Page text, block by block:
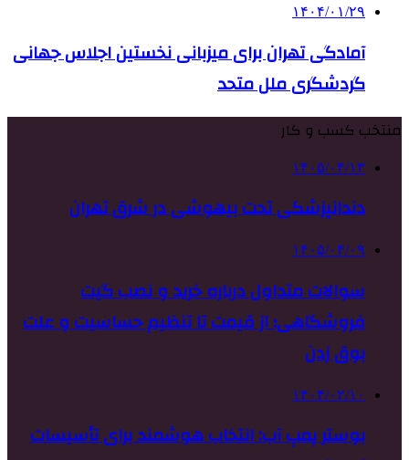
۱۴۰۴/۰۱/۲۹
آمادگی تهران برای میزبانی نخستین اجلاس جهانی
گردشگری ملل متحد
منتخب کسب و کار
۱۴۰۵/۰۴/۱۳
دندانپزشکی تحت بیهوشی در شرق تهران
۱۴۰۵/۰۴/۰۹
سوالات متداول درباره خرید و نصب گیت
فروشگاهی؛ از قیمت تا تنظیم حساسیت و علت
بوق زدن
۱۴۰۴/۰۲/۱۰
بوستر پمپ آب: انتخاب هوشمند برای تأسیسات